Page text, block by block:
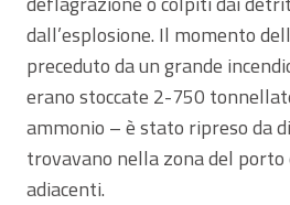
dall’esplosione. Il momento
preceduto da un grande
erano stoccate 2-750
ammonio – è stato ripreso da
trovavano nella zona del
adiacenti.